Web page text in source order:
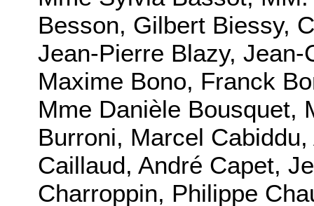
Besson, Gilbert Biessy,
Jean-Pierre Blazy,
Maxime Bono, Franck
Mme Danièle Bousquet,
Burroni, Marcel
Caillaud, André Capet,
Charroppin, Philippe